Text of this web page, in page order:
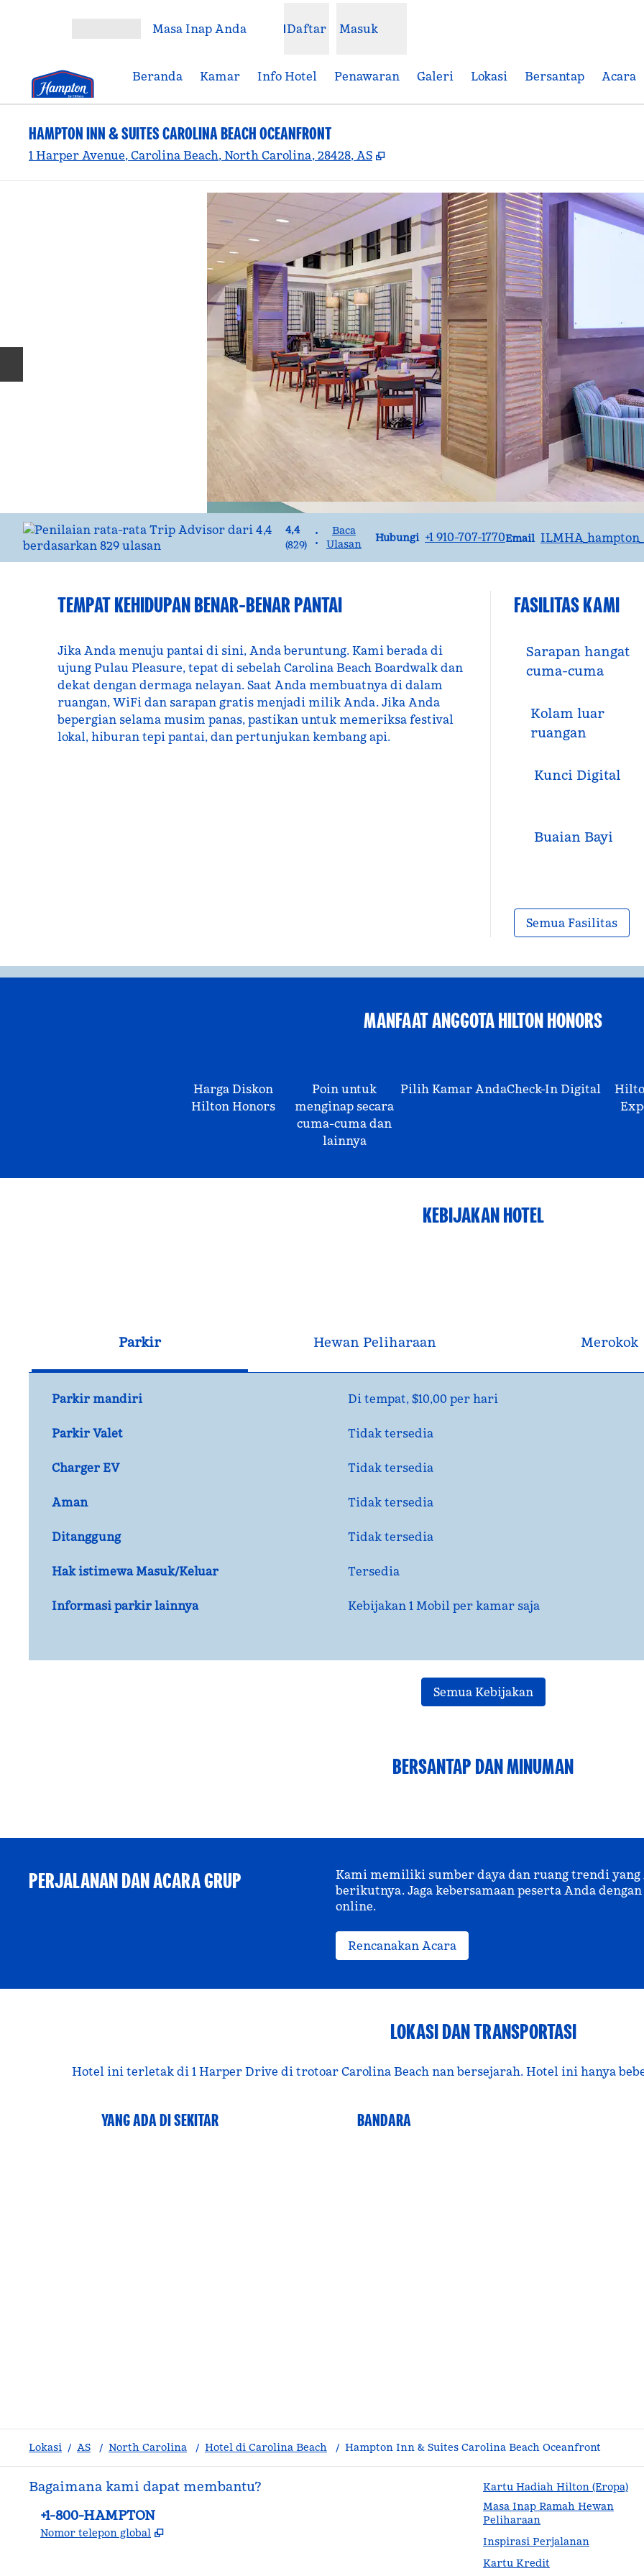
Masa Inap Anda Daftar Masuk
Beranda Kamar Info Hotel Penawaran Galeri Lokasi Bersantap Acara
HAMPTON INN & SUITES CAROLINA BEACH OCEANFRONT
1 Harper Avenue, Carolina Beach, North Carolina, 28428, AS ,
4,4
(829)
•
•
Baca
Ulasan
Hubungi
Panggilan+1 910-707-1770Email
Email
TEMPAT KEHIDUPAN BENAR-BENAR PANTAI
Jika Anda menuju pantai di sini, Anda beruntung. Kami berada di
ujung Pulau Pleasure, tepat di sebelah Carolina Beach Boardwalk dan
dekat dengan dermaga nelayan. Saat Anda membuatnya di dalam
ruangan, WiFi dan sarapan gratis menjadi milik Anda. Jika Anda
bepergian selama musim panas, pastikan untuk memeriksa festival
lokal, hiburan tepi pantai, dan pertunjukan kembang api.
FASILITAS KAMI
Sarapan hangat
cuma-cuma
Kolam luar
ruangan
Kunci Digital
Buaian Bayi
Semua Fasilitas
MANFAAT ANGGOTA HILTON HONORS
Harga Diskon
Hilton Honors
Poin untuk
menginap secara
cuma-cuma dan
lainnya
Pilih Kamar AndaCheck-In Digital
KEBIJAKAN HOTEL
Parkir Hewan Peliharaan Merokok
Parkir mandiri Di tempat, $10,00 per hari
Parkir Valet Tidak tersedia
Charger EV Tidak tersedia
Aman Tidak tersedia
Ditanggung Tidak tersedia
Hak istimewa Masuk/Keluar Tersedia
Informasi parkir lainnya Kebijakan 1 Mobil per kamar saja
Semua Kebijakan
BERSANTAP DAN MINUMAN
PERJALANAN DAN ACARA GRUP
Kami memiliki sumber daya dan ruang trendi
berikutnya. Jaga kebersamaan peserta Anda
online.
Rencanakan Acara
LOKASI DAN TRANSPORTASI
Hotel ini terletak di 1 Harper Drive di trotoar Carolina Beach nan bersejarah. Hotel ini hanya
YANG ADA DI SEKITAR BANDARA
Lokasi / AS / North Carolina / Hotel di Carolina Beach / Hampton Inn & Suites Carolina Beach Oceanfront
Bagaimana kami dapat membantu?
Telepon:
+1-800-HAMPTON
Nomor telepon global ,
Kartu Hadiah Hilton (Eropa)
Masa Inap Ramah Hewan
Peliharaan
Inspirasi Perjalanan
Kartu Kredit